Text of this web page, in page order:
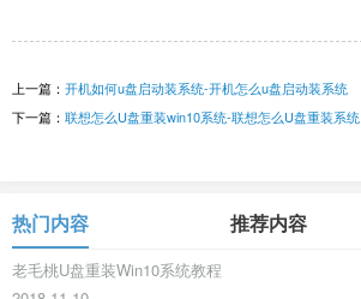
上一篇： 开机如何u盘启动装系统-开机怎么u盘启动装系统
下一篇： 联想怎么U盘重装win10系统-联想怎么U盘重装系统
热门内容 推荐内容
老毛桃U盘重装Win10系统教程